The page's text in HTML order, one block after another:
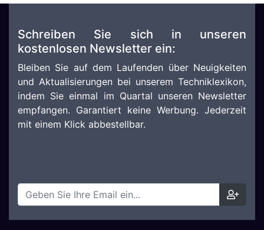
Schreiben Sie sich in unseren
kostenlosen Newsletter ein:
Bleiben Sie auf dem Laufenden über Neuigkeiten
und Aktualisierungen bei unserem Techniklexikon,
indem Sie einmal im Quartal unseren Newsletter
empfangen. Garantiert keine Werbung. Jederzeit
mit einem Klick abbestellbar.